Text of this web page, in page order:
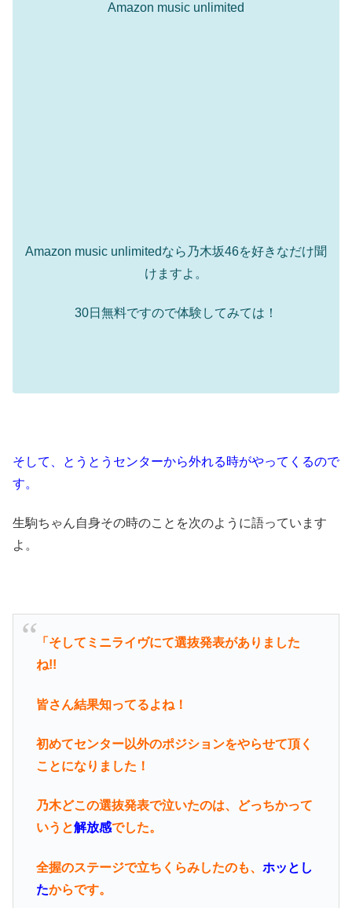
Amazon music unlimited
Amazon music unlimitedなら乃木坂46を好きなだけ聞
けますよ。
30日無料ですので体験してみては！
そして、とうとうセンターから外れる時がやってくるので
す。
生駒ちゃん自身その時のことを次のように語っています
よ。
「そしてミニライヴにて選抜発表がありました
ね!!
皆さん結果知ってるよね！
初めてセンター以外のポジションをやらせて頂く
ことになりました！
乃木どこの選抜発表で泣いたのは、どっちかって
いうと解放感でした。
全握のステージで立ちくらみしたのも、 ホッとし
たからです。